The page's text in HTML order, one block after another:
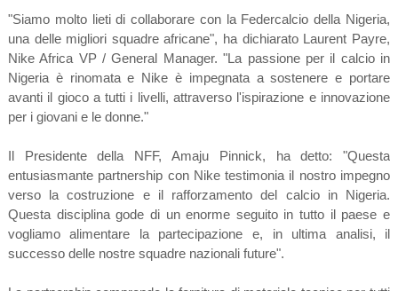
"Siamo molto lieti di collaborare con la Federcalcio della Nigeria,
una delle migliori squadre africane", ha dichiarato Laurent Payre,
Nike Africa VP / General Manager. "La passione per il calcio in
Nigeria è rinomata e Nike è impegnata a sostenere e portare
avanti il gioco a tutti i livelli, attraverso l'ispirazione e innovazione
per i giovani e le donne."
Il Presidente della NFF, Amaju Pinnick, ha detto: "Questa
entusiasmante partnership con Nike testimonia il nostro impegno
verso la costruzione e il rafforzamento del calcio in Nigeria.
Questa disciplina gode di un enorme seguito in tutto il paese e
vogliamo alimentare la partecipazione e, in ultima analisi, il
successo delle nostre squadre nazionali future".